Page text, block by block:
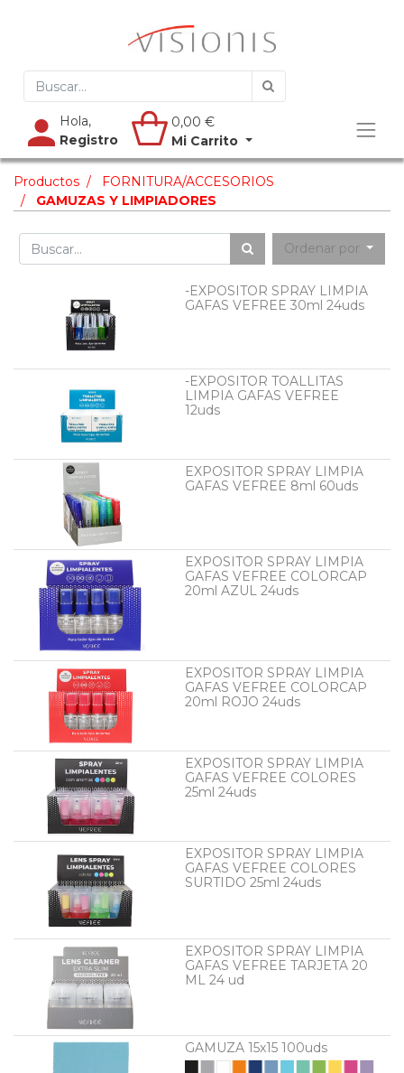
Hola,
Registro
0,00 €
Mi Carrito
Productos
FORNITURA/ACCESORIOS
GAMUZAS Y LIMPIADORES
Ordenar por
-EXPOSITOR SPRAY LIMPIA
GAFAS VEFREE 30ml 24uds
-EXPOSITOR TOALLITAS
LIMPIA GAFAS VEFREE
12uds
EXPOSITOR SPRAY LIMPIA
GAFAS VEFREE 8ml 60uds
EXPOSITOR SPRAY LIMPIA
GAFAS VEFREE COLORCAP
20ml AZUL 24uds
EXPOSITOR SPRAY LIMPIA
GAFAS VEFREE COLORCAP
20ml ROJO 24uds
EXPOSITOR SPRAY LIMPIA
GAFAS VEFREE COLORES
25ml 24uds
EXPOSITOR SPRAY LIMPIA
GAFAS VEFREE COLORES
SURTIDO 25ml 24uds
EXPOSITOR SPRAY LIMPIA
GAFAS VEFREE TARJETA 20
ML 24 ud
GAMUZA 15x15 100uds